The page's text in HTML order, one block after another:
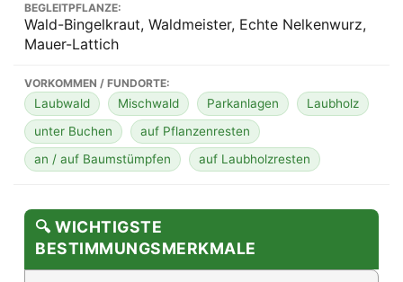
BEGLEITPFLANZE:
Wald-Bingelkraut, Waldmeister, Echte Nelkenwurz,
Mauer-Lattich
VORKOMMEN / FUNDORTE:
Laubwald Mischwald Parkanlagen
Laubholz
unter Buchen
auf Pflanzenresten
an / auf Baumstümpfen
auf Laubholzresten
🔍 WICHTIGSTE
BESTIMMUNGSMERKMALE